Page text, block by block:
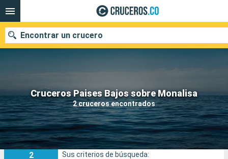
Cruceros Paises Bajos sobre Monalisa
2 cruceros encontrados
Encontrar un crucero
Fecha de salida
Buscar
2
Sus criterios de búsqueda: